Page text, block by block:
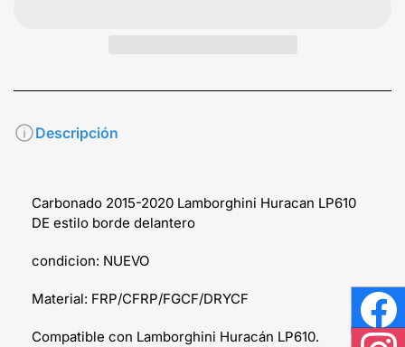
Descripción
Carbonado 2015-2020 Lamborghini Huracan LP610
DE estilo borde delantero
condicion: NUEVO
Material: FRP/CFRP/FGCF/DRYCF
Compatible con Lamborghini Huracán LP610.